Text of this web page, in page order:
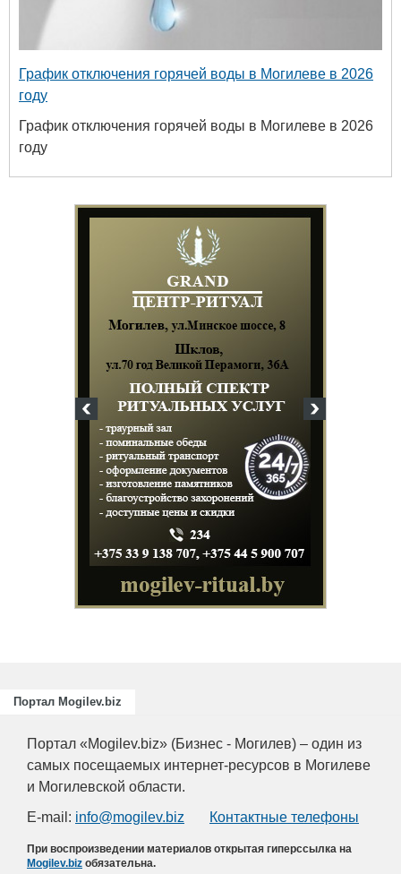
График отключения горячей воды в Могилеве в 2026
году
График отключения горячей воды в Могилеве в 2026
году
Портал Mogilev.biz
Портал «Mogilev.biz» (Бизнес - Могилев) – один из
самых посещаемых интернет-ресурсов в Могилеве
и Могилевской области.
E-mail: info@mogilev.biz Контактные телефоны
При воспроизведении материалов открытая гиперссылка на
Mogilev.biz обязательна.